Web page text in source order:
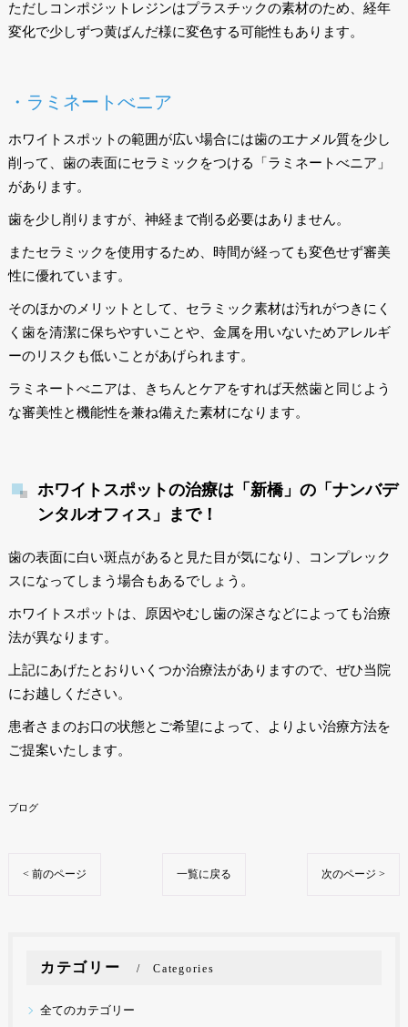
ただしコンポジットレジンはプラスチックの素材のため、経年
変化で少しずつ黄ばんだ様に変色する可能性もあります。
・ラミネートべニア
ホワイトスポットの範囲が広い場合には歯のエナメル質を少し
削って、歯の表面にセラミックをつける「ラミネートべニア」
があります。
歯を少し削りますが、神経まで削る必要はありません。
またセラミックを使用するため、時間が経っても変色せず審美
性に優れています。
そのほかのメリットとして、セラミック素材は汚れがつきにく
く歯を清潔に保ちやすいことや、金属を用いないためアレルギ
ーのリスクも低いことがあげられます。
ラミネートべニアは、きちんとケアをすれば天然歯と同じよう
な審美性と機能性を兼ね備えた素材になります。
ホワイトスポットの治療は「新橋」の「ナンバデ
ンタルオフィス」まで！
歯の表面に白い斑点があると見た目が気になり、コンプレック
スになってしまう場合もあるでしょう。
ホワイトスポットは、原因やむし歯の深さなどによっても治療
法が異なります。
上記にあげたとおりいくつか治療法がありますので、ぜひ当院
にお越しください。
患者さまのお口の状態とご希望によって、よりよい治療方法を
ご提案いたします。
ブログ
< 前のページ 一覧に戻る 次のページ >
カテゴリー Categories
全てのカテゴリー